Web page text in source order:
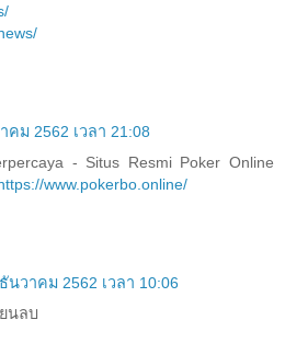
คม 2562 เวลา 21:08
- Situs Resmi Poker Online
www.pokerbo.online/
นวาคม 2562 เวลา 10:06
นลบ